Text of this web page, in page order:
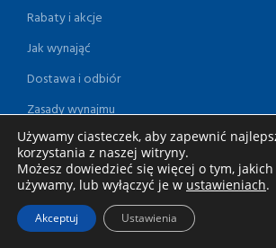
Rabaty i akcje
Jak wynająć
Dostawa i odbiór
Zasady wynajmu
Specjalna oferta dla firm
Blog
Informacje
Regulamin
Używamy ciasteczek, aby zapewnić
korzystania z naszej witryny.
Możesz dowiedzieć się więcej o tym,
używamy, lub wyłączyć je w ustawieniach.
Akceptuj Ustawienia